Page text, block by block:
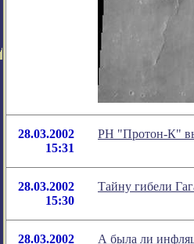
28.03.2002
15:31
РН "Протон-К"
28.03.2002
15:30
Тайну гибели
28.03.2002
А была ли